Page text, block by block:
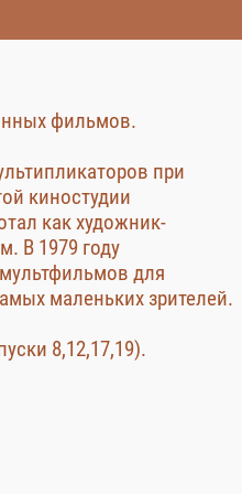
фильмов.
при
киностудии
как художник-
В 1979 году
для
маленьких зрителей.
8,12,17,19).